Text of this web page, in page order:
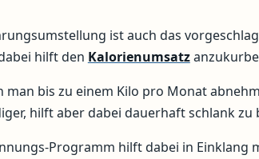
ist auch das
hilft den Kalorienumsatz
man bis zu einem Kilo pro Monat
hilft aber dabei dauerhaft schlank zu
Programm hilft dabei in Einklang